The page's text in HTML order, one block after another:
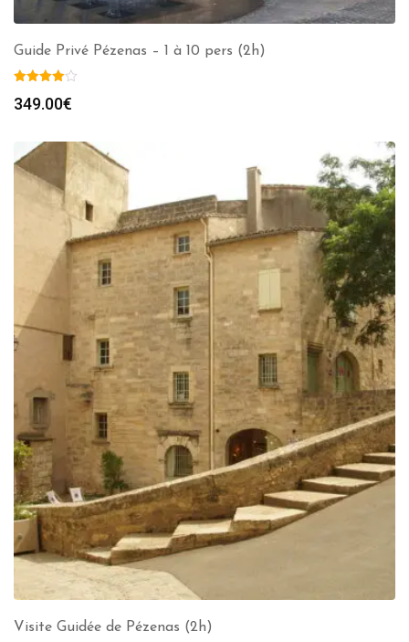
Guide Privé Pézenas – 1 à 10 pers (2h)
349.00€
Visite Guidée de Pézenas (2h)